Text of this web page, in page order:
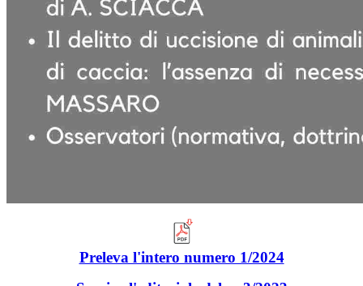
Preleva l'intero numero 1/2024